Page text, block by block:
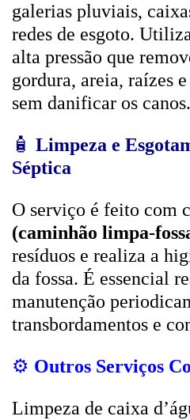
galerias pluviais,
redes de esgoto.
alta pressão que
gordura, areia, raízes
sem danificar os canos.
🧴 Limpeza e
Séptica
O serviço é feito com
(caminhão limpa-
resíduos e realiza a
da fossa. É essencial
manutenção
transbordamentos e
⚙️ Outros Serviços
Limpeza de caixa